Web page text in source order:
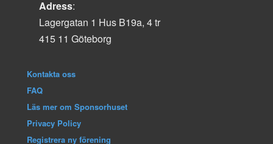
Adress:
Lagergatan 1 Hus B19a, 4 tr
415 11 Göteborg
Kontakta oss
FAQ
Läs mer om Sponsorhuset
Privacy Policy
Registrera ny förening